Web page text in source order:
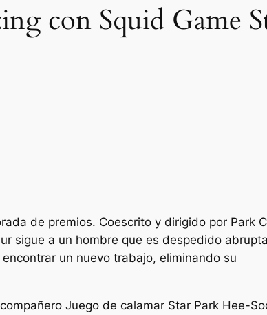
con Squid Game
de premios. Coescrito y dirigido por Park
sigue a un hombre que es despedido
un nuevo trabajo, eliminando su
Juego de calamar Star Park Hee-